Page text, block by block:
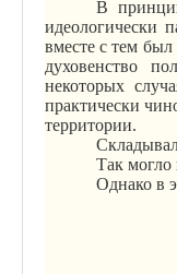
В
идеологически
вместе с тем
духовенство
некоторых
практически
территории.
Так могло
Однако в